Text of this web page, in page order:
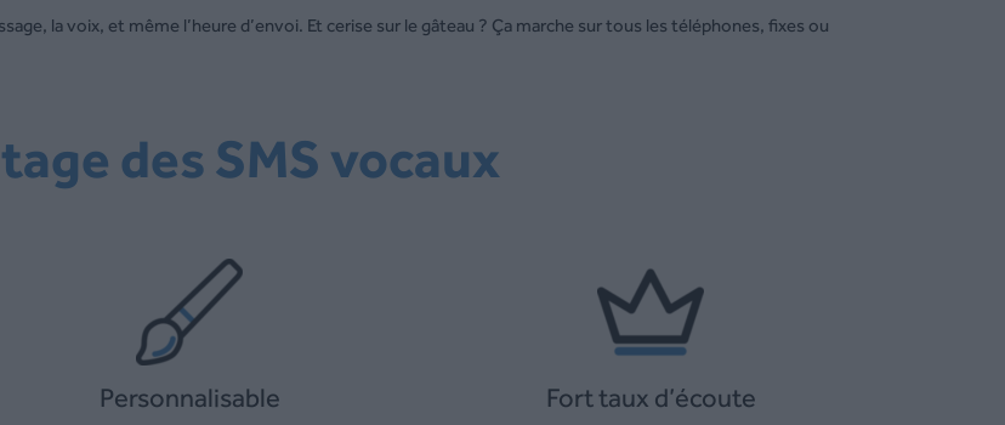
la voix, et même l’heure d’envoi. Et cerise sur le gâteau ? Ça marche sur tous les téléphones, fixes ou
des SMS vocaux
Personnalisable Fort taux d’écoute